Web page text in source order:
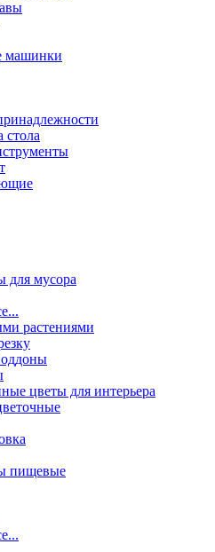
машинки
стола
для мусора
растениями
цветы для интерьера
пищевые